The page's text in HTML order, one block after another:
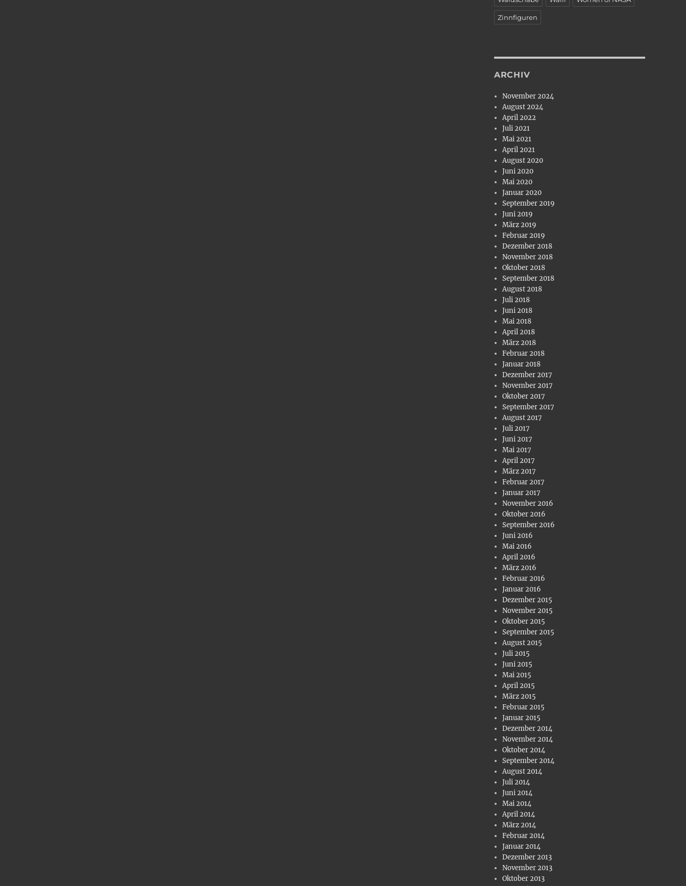
Zinnfiguren
ARCHIV
November 2024
August 2024
April 2022
Juli 2021
Mai 2021
April 2021
August 2020
Juni 2020
Mai 2020
Januar 2020
September 2019
Juni 2019
März 2019
Februar 2019
Dezember 2018
November 2018
Oktober 2018
September 2018
August 2018
Juli 2018
Juni 2018
Mai 2018
April 2018
März 2018
Februar 2018
Januar 2018
Dezember 2017
November 2017
Oktober 2017
September 2017
August 2017
Juli 2017
Juni 2017
Mai 2017
April 2017
März 2017
Februar 2017
Januar 2017
November 2016
Oktober 2016
September 2016
Juni 2016
Mai 2016
April 2016
März 2016
Februar 2016
Januar 2016
Dezember 2015
November 2015
Oktober 2015
September 2015
August 2015
Juli 2015
Juni 2015
Mai 2015
April 2015
März 2015
Februar 2015
Januar 2015
Dezember 2014
November 2014
Oktober 2014
September 2014
August 2014
Juli 2014
Juni 2014
Mai 2014
April 2014
März 2014
Februar 2014
Januar 2014
Dezember 2013
November 2013
Oktober 2013